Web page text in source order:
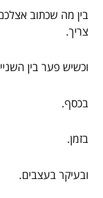
בין מה שכתוב
צריך.
וכשיש פער בין
בכסף.
בזמן.
ובעיקר בעצבים.